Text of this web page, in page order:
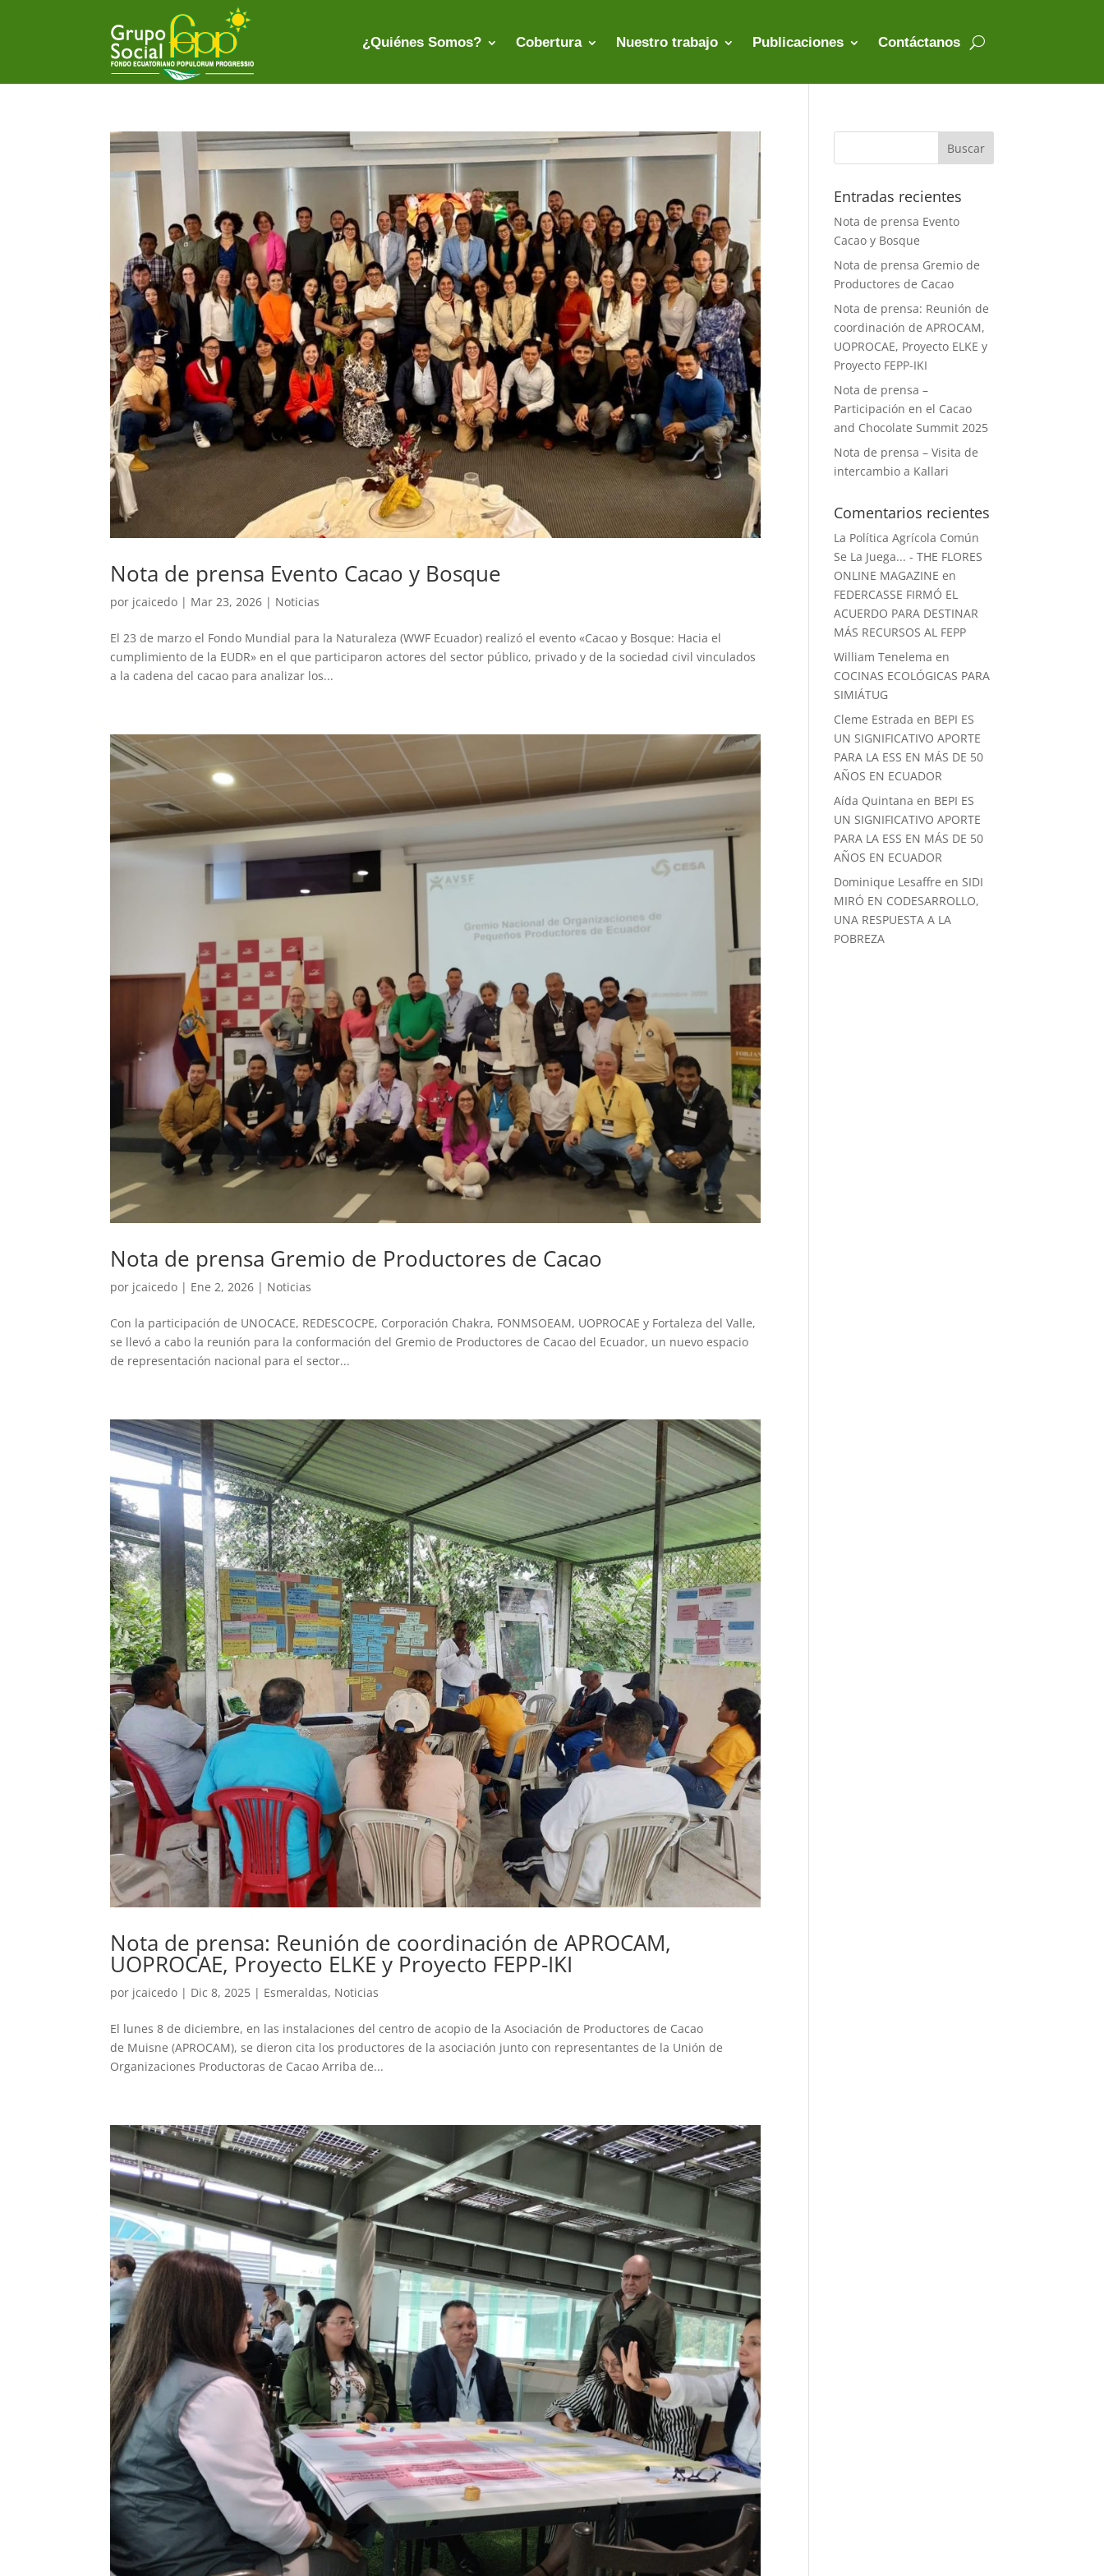
¿Quiénes Somos? Cobertura Nuestro trabajo Publicaciones Contáctanos
Nota de prensa Evento Cacao y Bosque
por jcaicedo | Mar 23, 2026 | Noticias
El 23 de marzo el Fondo Mundial para la Naturaleza (WWF Ecuador) realizó el evento «Cacao y Bosque: Hacia el
cumplimiento de la EUDR» en el que participaron actores del sector público, privado y de la sociedad civil vinculados
a la cadena del cacao para analizar los...
Nota de prensa Gremio de Productores de Cacao
por jcaicedo | Ene 2, 2026 | Noticias
Con la participación de UNOCACE, REDESCOCPE, Corporación Chakra, FONMSOEAM, UOPROCAE y Fortaleza del Valle,
se llevó a cabo la reunión para la conformación del Gremio de Productores de Cacao del Ecuador, un nuevo espacio
de representación nacional para el sector...
Nota de prensa: Reunión de coordinación de APROCAM,
UOPROCAE, Proyecto ELKE y Proyecto FEPP-IKI
por jcaicedo | Dic 8, 2025 | Esmeraldas, Noticias
El lunes 8 de diciembre, en las instalaciones del centro de acopio de la Asociación de Productores de Cacao
de Muisne (APROCAM), se dieron cita los productores de la asociación junto con representantes de la Unión de
Organizaciones Productoras de Cacao Arriba de...
Entradas recientes
Nota de prensa Evento
Cacao y Bosque
Nota de prensa Gremio de
Productores de Cacao
Nota de prensa: Reunión de
coordinación de APROCAM,
UOPROCAE, Proyecto ELKE y
Proyecto FEPP-IKI
Nota de prensa –
Participación en el Cacao
and Chocolate Summit 2025
Nota de prensa – Visita de
intercambio a Kallari
Comentarios recientes
La Política Agrícola Común
Se La Juega... - THE FLORES
ONLINE MAGAZINE en
FEDERCASSE FIRMÓ EL
ACUERDO PARA DESTINAR
MÁS RECURSOS AL FEPP
William Tenelema en
COCINAS ECOLÓGICAS PARA
SIMIÁTUG
Cleme Estrada en BEPI ES
UN SIGNIFICATIVO APORTE
PARA LA ESS EN MÁS DE 50
AÑOS EN ECUADOR
Aída Quintana en BEPI ES
UN SIGNIFICATIVO APORTE
PARA LA ESS EN MÁS DE 50
AÑOS EN ECUADOR
Dominique Lesaffre enSIDI
MIRÓ EN CODESARROLLO,
UNA RESPUESTA A LA
POBREZA